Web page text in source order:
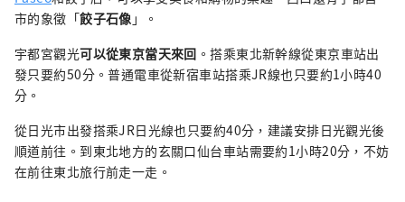
市的象徵「餃子石像 」。
宇都宮觀光可以從東京當天來回 。搭乘東北新幹線從東京車站出
發只要約50分。普通電車從新宿車站搭乘JR線也只要約1小時40
分。
從日光市出發搭乘JR日光線也只要約40分，建議安排日光觀光後
順道前往。到東北地方的玄關口仙台車站需要約1小時20分，不妨
在前往東北旅行前走一走。